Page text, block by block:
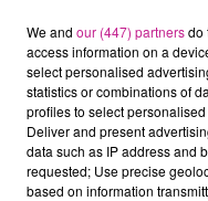
We and our (447) partnersdo
access information on a
select personalised
statistics or combinations of
profiles to select
Deliver and present
data such as IP address and
requested; Use precise
based on information